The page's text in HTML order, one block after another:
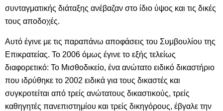
συνταγματικής διάταξης ανέβαζαν στο ίδιο ύψος και τις δικές
τους αποδοχές.
Αυτό έγινε με τις παραπάνω αποφάσεις του Συμβουλίου της
Επικρατείας. Το 2006 όμως έγινε το εξής τελείως
διαφορετικό: Το Μισθοδικείο, ένα ανώτατο ειδικό δικαστήριο
που ιδρύθηκε το 2002 ειδικά για τους δικαστές και
συγκροτείται από τρείς ανώτατους δικαστικούς, τρείς
καθηγητές πανεπιστημίου και τρείς δικηγόρους, έβγαλε την